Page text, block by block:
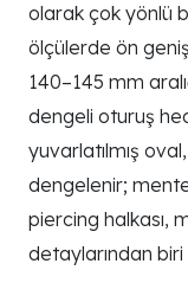
olarak çok yönlü
ölçülerde ön
140–145 mm
dengeli oturuş
yuvarlatılmış
dengelenir;
piercing halkası,
detaylarından biri